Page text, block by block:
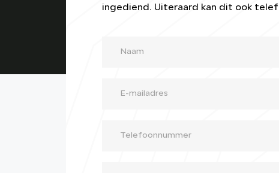
ingediend. Uiteraard kan dit ook